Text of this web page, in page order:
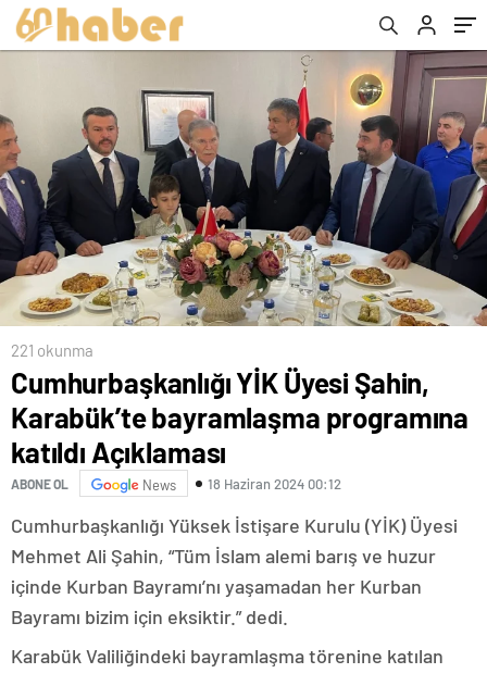
Açıklaması
221 okunma
Cumhurbaşkanlığı YİK Üyesi Şahin,
Karabük’te bayramlaşma programına
katıldı Açıklaması
ABONE OL News 18 Haziran 2024 00:12
Cumhurbaşkanlığı Yüksek İstişare Kurulu (YİK) Üyesi
Mehmet Ali Şahin, “Tüm İslam alemi barış ve huzur
içinde Kurban Bayramı’nı yaşamadan her Kurban
Bayramı bizim için eksiktir.” dedi.
Karabük Valiliğindeki bayramlaşma törenine katılan